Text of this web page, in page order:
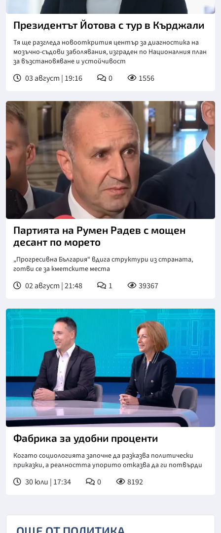
Снимка: БТА
Президентът Йотова с тур в Кърджали
Тя ще разгледа новооткрития център за диагностика на
мозъчно-съдови заболявания, изграден по Националния план
за възстановяване и устойчивост
03 август | 19:16 0 1556
Партията на Румен Радев с мощен
десант по морето
„Прогресивна България“ вдига структури из страната,
готви се за кметските места
02 август | 21:48 1 39367
Фабрика за удобни проценти
Когато социологията започне да разказва политически
приказки, а реалността упорито отказва да ги потвърди
30 юли | 17:34 0 8192